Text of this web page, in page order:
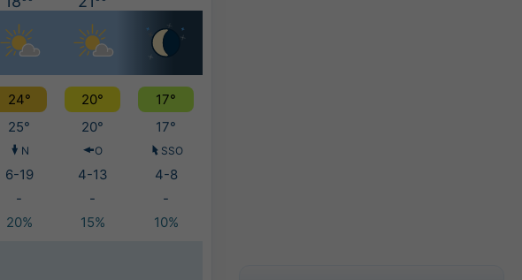
24° 20°
17°
25° 20° 17°
N O SSO
6-19 4-13
4-8
- -
-
20% 15% 10%